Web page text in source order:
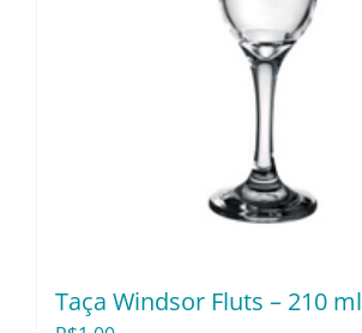
Taça Windsor Fluts – 210 ml